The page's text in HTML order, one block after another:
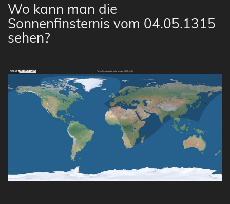
Wo kann man die
Sonnenfinsternis vom 04.05.1315
sehen?